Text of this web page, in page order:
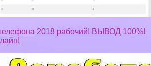
2018 рабочий! ВЫВОД 100%!